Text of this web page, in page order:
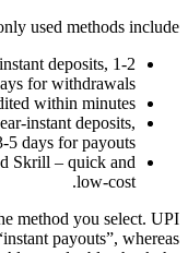
used methods include:
deposits, 1‑2
for withdrawals.
within minutes.
deposits,
days for payouts.
Skrill – quick and
low‑cost.
method you select. UPI
payouts”, whereas